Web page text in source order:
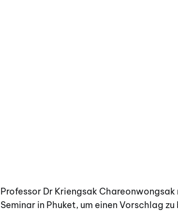
Professor Dr Kriengsak
Seminar in Phuket, um einen Vorschlag